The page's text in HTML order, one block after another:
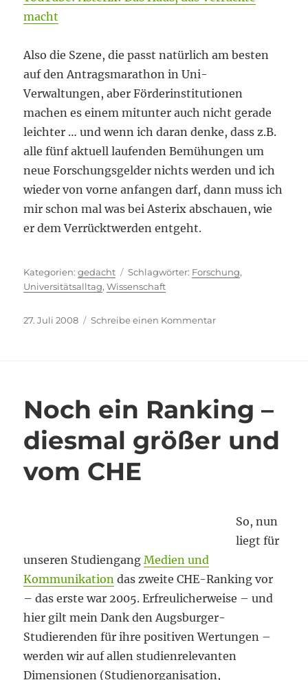
macht
Also die Szene, die passt natürlich am besten
auf den Antragsmarathon in Uni-
Verwaltungen, aber Förderinstitutionen
machen es einem mitunter auch nicht gerade
leichter … und wenn ich daran denke, dass z.B.
alle fünf aktuell laufenden Bemühungen um
neue Forschungsgelder nichts werden und ich
wieder von vorne anfangen darf, dann muss ich
mir schon mal was bei Asterix abschauen, wie
er dem Verrücktwerden entgeht.
Kategorien
gedacht Schlagwörter
Forschung,
Universitätsalltag,Wissenschaft
Veröffentlicht
27. Juli 2008 Schreibe einen Kommentarzu
Verrückte
macht
Noch ein Ranking –
diesmal größer und
vom CHE
So, nun
liegt für
unseren StudiengangMedien und
Kommunikation das zweite CHE-Ranking vor
– das erste war 2005. Erfreulicherweise – und
hier gilt mein Dank den Augsburger-
Studierenden für ihre positiven Wertungen –
werden wir auf allen studienrelevanten
Dimensionen (Studienorganisation,